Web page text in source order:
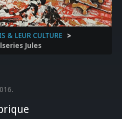
EVENEMENTS LOCAUX
>>
& LEUR CULTURE
>
Jules